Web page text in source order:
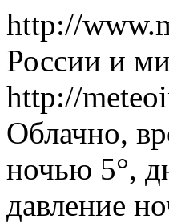
http://
России и
http://
Облачно,
ночью 5°,
давление